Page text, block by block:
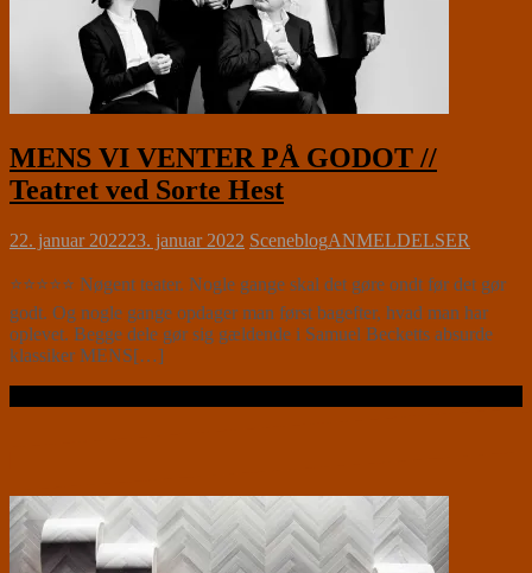
MENS VI VENTER PÅ GODOT //
Teatret ved Sorte Hest
22. januar 202223. januar 2022 SceneblogANMELDELSER
⭐⭐⭐⭐⭐ Nøgent teater. Nogle gange skal det gøre ondt før det gør
godt. Og nogle gange opdager man først bagefter, hvad man har
oplevet. Begge dele gør sig gældende i Samuel Becketts absurde
klassiker MENS[…]